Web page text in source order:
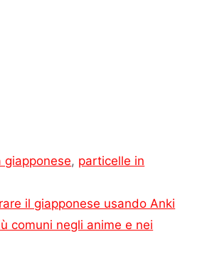
giapponese, particelle in
il giapponese usando Anki
comuni negli anime e nei